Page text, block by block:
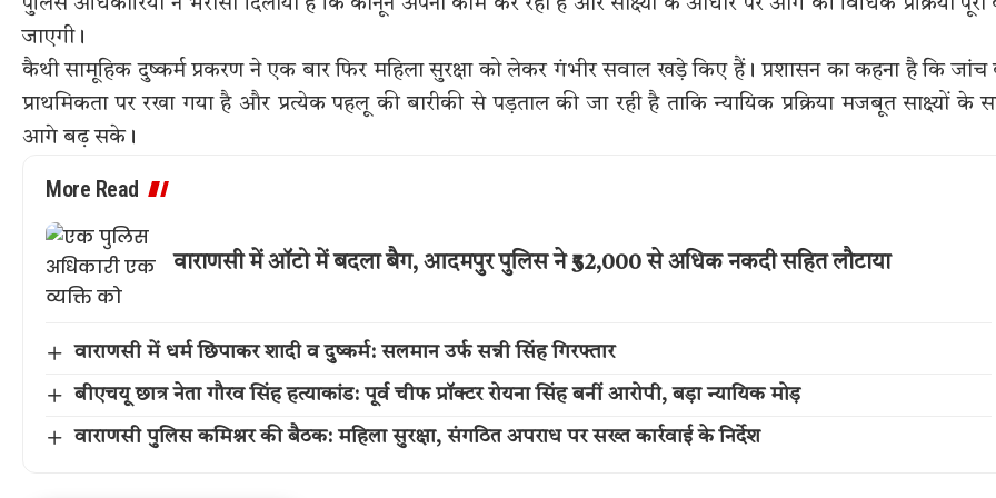
जाएगी।
कैथी सामूहिक दुष्कर्म प्रकरण ने एक बार फिर महिला सुरक्षा को लेकर गंभीर सवाल खड़े किए हैं। प्रशासन का कहना है कि जांच
प्राथमिकता पर रखा गया है और प्रत्येक पहलू की बारीकी से पड़ताल की जा रही है ताकि न्यायिक प्रक्रिया मजबूत साक्ष्यों के
आगे बढ़ सके।
More Read
वाराणसी में ऑटो में बदला बैग, आदमपुर पुलिस ने ₹52,000 से अधिक नकदी सहित लौटाया
वाराणसी में धर्म छिपाकर शादी व दुष्कर्म: सलमान उर्फ सन्नी सिंह गिरफ्तार
बीएचयू छात्र नेता गौरव सिंह हत्याकांड: पूर्व चीफ प्रॉक्टर रोयना सिंह बनीं आरोपी, बड़ा न्यायिक मोड़
वाराणसी पुलिस कमिश्नर की बैठक: महिला सुरक्षा, संगठित अपराध पर सख्त कार्रवाई के निर्देश